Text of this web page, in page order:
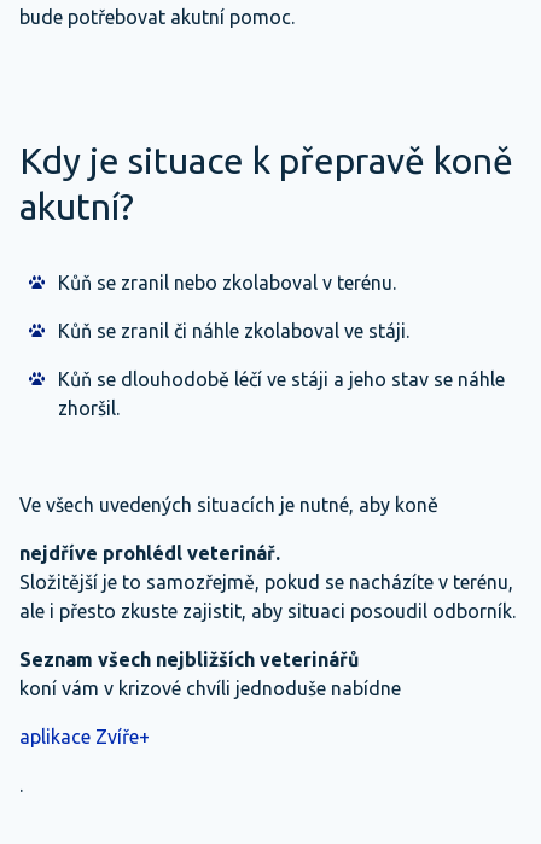
bude potřebovat akutní pomoc.
Kdy je situace k přepravě koně
akutní?
Kůň se zranil nebo zkolaboval v terénu.
Kůň se zranil či náhle zkolaboval ve stáji.
Kůň se dlouhodobě léčí ve stáji a jeho stav se náhle
zhoršil.
Ve všech uvedených situacích je nutné, aby koně
nejdříve prohlédl veterinář.
Složitější je to samozřejmě, pokud se nacházíte v terénu,
ale i přesto zkuste zajistit, aby situaci posoudil odborník.
Seznam všech nejbližších veterinářů
koní vám v krizové chvíli jednoduše nabídne
aplikace Zvíře+
.